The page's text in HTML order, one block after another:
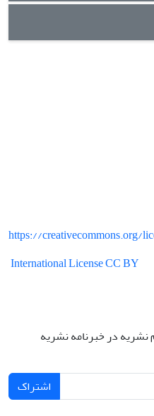
https://creativecommons.org/
International License CC BY
نشریه در خبرنامه نشریه
اشتراک